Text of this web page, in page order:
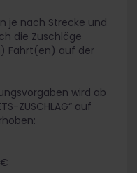
je nach Strecke und
die Zuschläge
Fahrt(en) auf der
wird ab
ZUSCHLAG“ auf